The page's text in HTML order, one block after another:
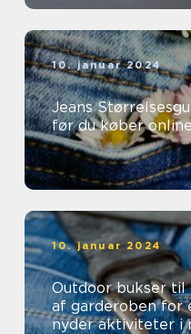
10. januar 2024
Jeans
før du køber
10. januar 2024
Outdoor bukser til
af garderoben for
nyder aktiviteter i